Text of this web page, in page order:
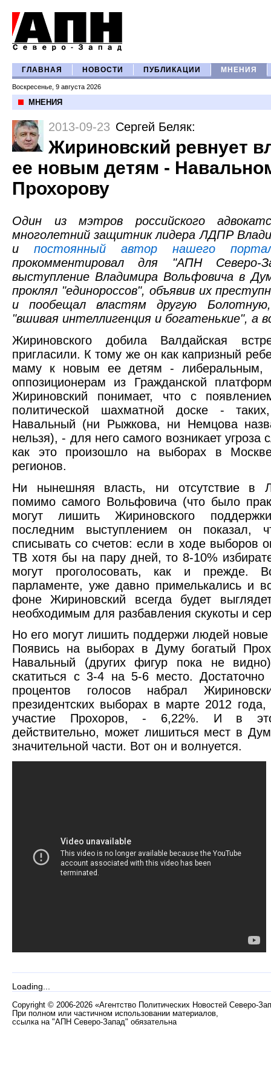
ГЛАВНАЯ НОВОСТИ ПУБЛИКАЦИИ МНЕНИЯ
Воскресенье, 9 августа 2026
МНЕНИЯ
2013-09-23 Сергей Беляк:
Жириновский ревнует
ее новым детям -
Прохорову
Один из мэтров российского
многолетний защитник лидера ЛДПР
и постоянный автор нашего
прокомментировал для "АПН Северо-
выступление Владимира Вольфовича в
проклял "единороссов", объявив их
и пообещал властям другую
"вшивая интеллигенция и богатенькие", а
Жириновского добила Валдайская
пригласили. К тому же он как капризный
маму к новым ее детям - либеральным,
оппозиционерам из Гражданской
Жириновский понимает, что с
политической шахматной доске -
Навальный (ни Рыжкова, ни Немцова
нельзя), - для него самого возникает угроза
как это произошло на выборах в
регионов.
Ни нынешняя власть, ни отсутствие в
помимо самого Вольфовича (что было
могут лишить Жириновского
последним выступлением он показал,
списывать со счетов: если в ходе выборов
ТВ хотя бы на пару дней, то 8-10%
могут проголосовать, как и прежде.
парламенте, уже давно примелькались и
фоне Жириновский всегда будет
необходимым для разбавления скукоты и
Но его могут лишить поддержи людей новые
Появись на выборах в Думу богатый
Навальный (других фигур пока не
скатиться с 3-4 на 5-6 место. Достаточно
процентов голосов набрал
президентских выборах в марте 2012
участие Прохоров, - 6,22%. И в
действительно, может лишиться мест в
значительной части. Вот он и волнуется.
Loading...
Copyright © 2006-2026 «Агентство Политических Новостей Северо-
При полном или частичном использовании материалов,
ссылка на "АПН Северо-Запад" обязательна